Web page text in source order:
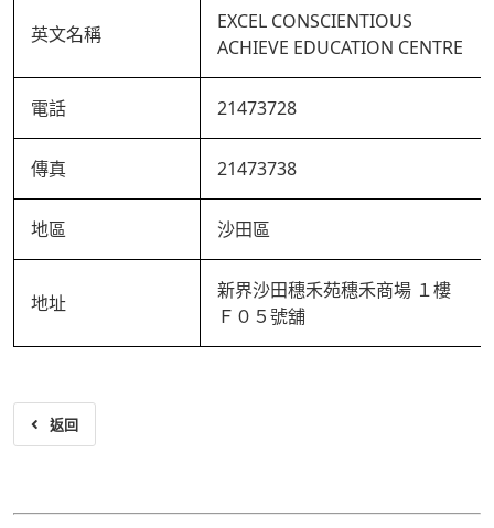
英文名稱
EXCEL CONSCIENTIOUS
ACHIEVE EDUCATION CENTRE
電話 21473728
傳真 21473738
地區 沙田區
地址
新界沙田穗禾苑穗禾商場 １樓
Ｆ０５號舖
返回